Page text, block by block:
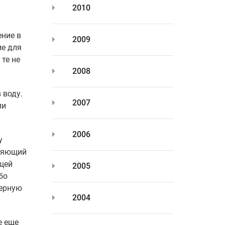
в
для
не
воду.
еще
2010
2009
2008
2007
2006
2005
2004